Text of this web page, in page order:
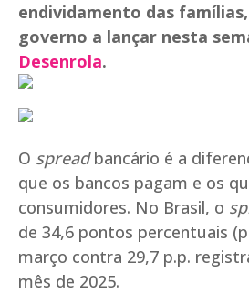
endividamento das
governo a lançar nesta
Desenrola.
O spreadbancário é a
que os bancos pagam e os
consumidores. No Brasil, o
de 34,6 pontos percentuais
março contra 29,7 p.p.
mês de 2025.